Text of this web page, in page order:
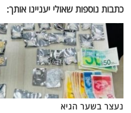
כתבות נוספות שאולי יעניינו אותך:
נעצר בשער הגיא